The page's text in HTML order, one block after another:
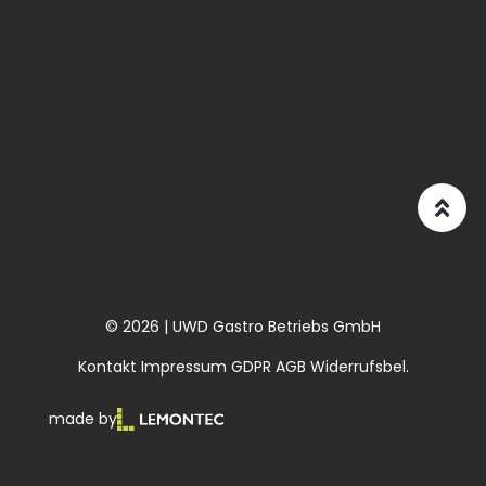
© 2026 | UWD Gastro Betriebs GmbH
Kontakt Impressum GDPR AGB Widerrufsbel.
made by